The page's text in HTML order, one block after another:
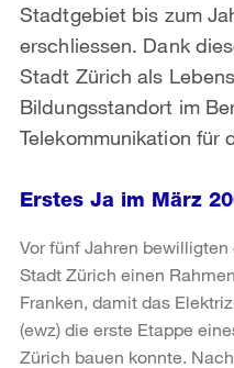
Stadtgebiet bis zum
erschliessen. Dank
Stadt Zürich als
Bildungsstandort im
Telekommunikation für
Erstes Ja im März
Vor fünf Jahren
Stadt Zürich einen
Franken, damit das
(ewz) die erste Etappe
Zürich bauen konnte.